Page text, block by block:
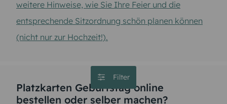
Filter
weitere Hinweise, wie Sie Ihre Feier und die
entsprechende Sitzordnung schön planen können
(nicht nur zur Hochzeit!).
Platzkarten Geburtstag online
bestellen oder selber machen?